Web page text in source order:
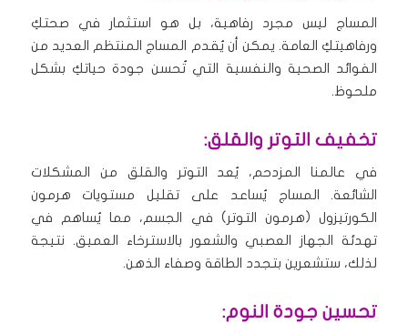
المساج ليس مجرد رفاهية، بل هو استثمار في صحتكِ
ورفاهيتكِ العامة. يمكن أن يُقدم المساج المنتظم العديد من
الفوائد الصحية والنفسية التي تُحسن جودة حياتكِ بشكل
ملحوظ.
تخفيف التوتر والقلق:
في عالمنا المزدحم، يُعد التوتر والقلق من المشكلات
الشائعة. المساج يُساعد على تقليل مستويات هرمون
الكورتيزول (هرمون التوتر) في الجسم، مما يُساهم في
تهدئة الجهاز العصبي والشعور بالاسترخاء العميق. نتيجة
لذلك، ستشعرين بتجدد الطاقة وصفاء الذهن.
تحسين جودة النوم: